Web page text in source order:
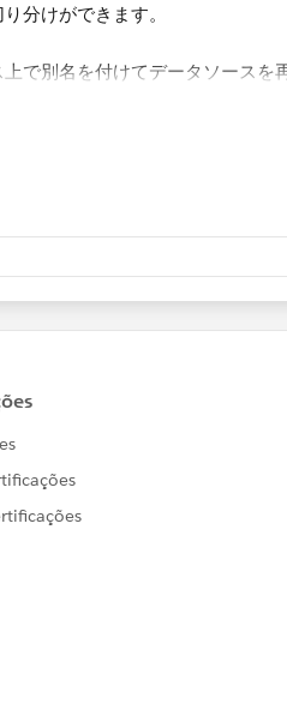
分けができます。
で別名を付けてデータソースを
うか。とりあえず手元でそれっ
なくなる。（おそらくここまで